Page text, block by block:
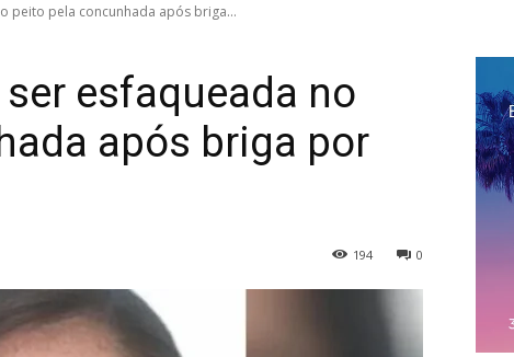
peito pela concunhada após briga...
esfaqueada no
após briga por
0
194